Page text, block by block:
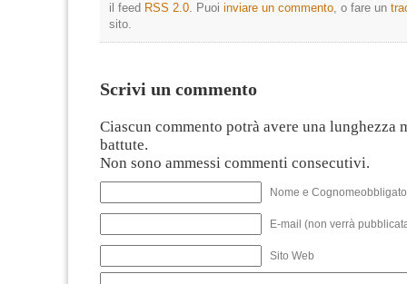
il feed RSS 2.0. Puoi inviare un commento, o fare un
sito.
Scrivi un commento
Ciascun commento potrà avere una lunghezza
battute.
Non sono ammessi commenti consecutivi.
Nome e
E-mail (non verrà
Sito Web